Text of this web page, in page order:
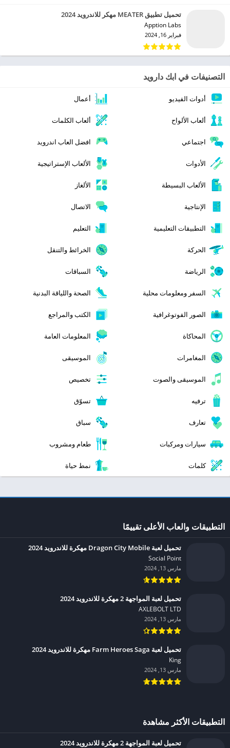
تحميل تطبيق MEATER مهكر للاندرويد 2024
Apption Labs‏
فبراير 16, 2024
التصنيفات في ابك دارويد
أدوات الفيديو أعمال
ألعاب الألواح ألعاب الكلمات
اجتماعي افضل العاب اندرويد
الأدوات الألعاب الإستراتيجية
الألعاب البسيطة الألغاز
الإنتاجية الاتصال
التطبيقات التعليمية التعليم
الحركة الخرائط والتنقل
الرياضة السباقات
السفر ومعلومات محلية الصحة واللياقة البدنية
الصور الفوتوغرافية الكتب والمراجع
المحاكاة المعلومات العامة
المغامرات الموسيقى
الموسيقى والصوت تخصيص
ترفيه تسوّق
تعارف سباق
سيارات ومركبات طعام ومشروب
كلمات نمط حياة
التطبيقات والعاب الأعلى تقييمًا
تحميل لعبة Dragon City Mobile مهكرة للاندرويد 2024
Social Point‏
مارس 13, 2024
تحميل لعبة المواجهة 2 مهكرة للاندرويد 2024
AXLEBOLT LTD‏
مارس 13, 2024
تحميل لعبة Farm Heroes Saga مهكرة للاندرويد 2024
King‏
مارس 13, 2024
التطبيقات الأكثر مشاهدة
تحميل لعبة المواجهة 2 مهكرة للاندرويد 2024